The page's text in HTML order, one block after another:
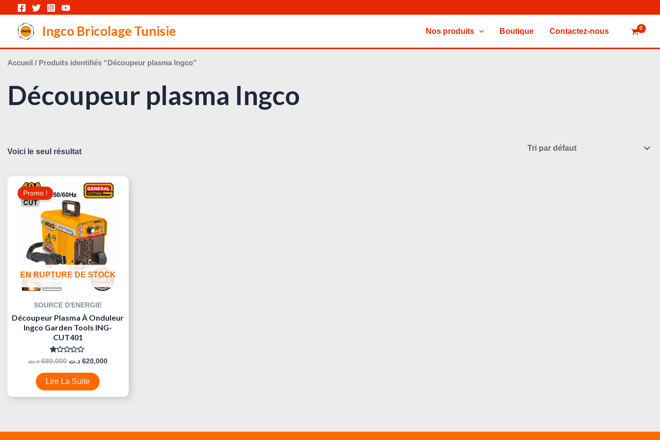
contenu
Ingco Bricolage Tunisie Nos produits Boutique Contactez-nous
Accueil / Produits identifiés “Découpeur plasma Ingco”
Découpeur plasma Ingco
Voici le seul résultat
EN RUPTURE DE STOCK
Promo !
SOURCE D'ENERGIE
Découpeur Plasma À Onduleur
Ingco Garden Tools ING-
CUT401
Note
0
Sur
5
680,000 د.ت
Initial
Était :
620,000 د.ت
Prix
Actuel
Lire La Suite